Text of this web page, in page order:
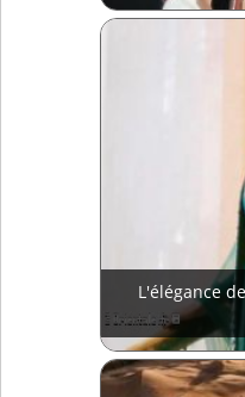
L'élégance